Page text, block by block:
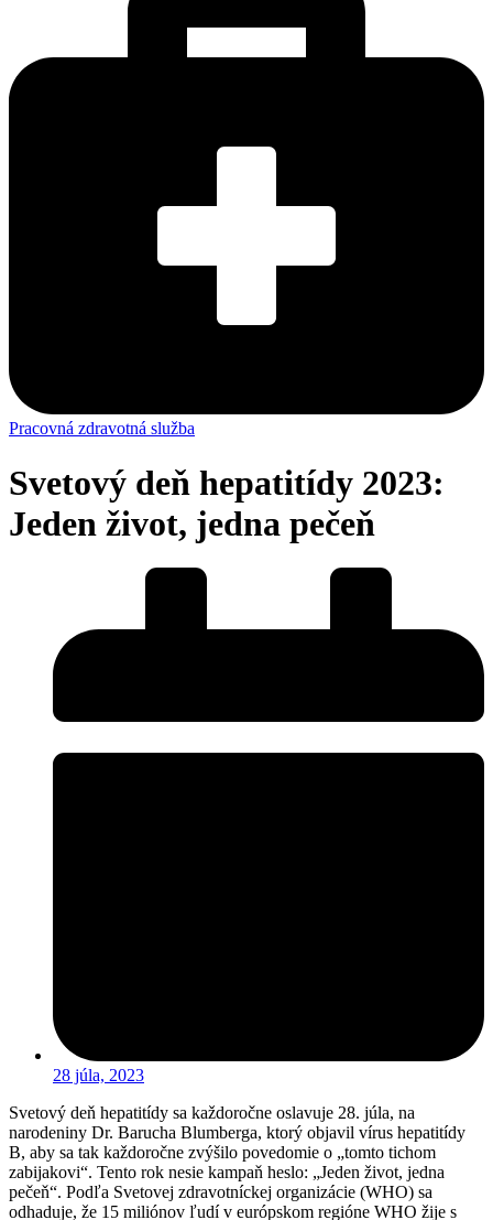
Pracovná zdravotná služba
Svetový deň hepatitídy 2023:
Jeden život, jedna pečeň
28 júla, 2023
Svetový deň hepatitídy sa každoročne oslavuje 28. júla, na
narodeniny Dr. Barucha Blumberga, ktorý objavil vírus hepatitídy
B, aby sa tak každoročne zvýšilo povedomie o „tomto tichom
zabijakovi“. Tento rok nesie kampaň heslo: „Jeden život, jedna
pečeň“. Podľa Svetovej zdravotníckej organizácie (WHO) sa
odhaduje, že 15 miliónov ľudí v európskom regióne WHO žije s